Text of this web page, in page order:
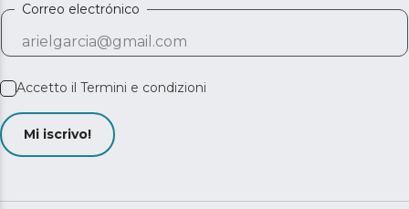
Correo electrónico
Accetto il Termini e condizioni
Mi iscrivo!